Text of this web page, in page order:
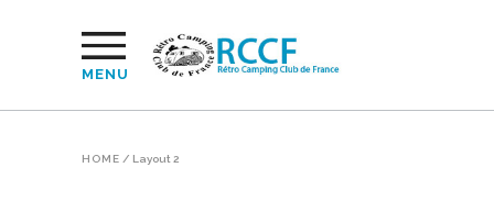
MENU
HOME / Layout 2